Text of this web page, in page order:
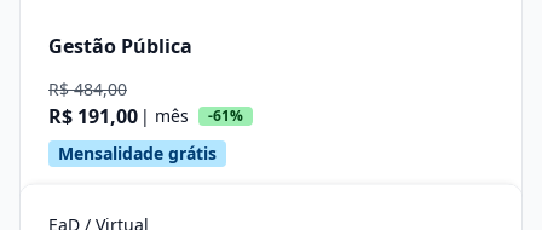
Gestão Pública
R$ 484,00
R$ 191,00 | mês -61%
Mensalidade grátis
EaD / Virtual